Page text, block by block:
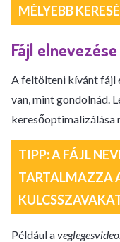
MÉLYEBB
Fájl
A feltölteni kívánt fájl
van, mint gondolnád.
keresőoptimalizálása
TIPP: A FÁJL
TARTALMAZZA
Például a